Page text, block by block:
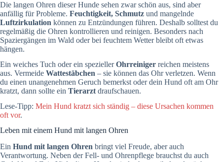
Die langen Ohren dieser Hunde sehen zwar schön aus, sind aber
anfällig für Probleme. Feuchtigkeit, Schmutz und mangelnde
Luftzirkulation können zu Entzündungen führen. Deshalb solltest du
regelmäßig die Ohren kontrollieren und reinigen. Besonders nach
Spaziergängen im Wald oder bei feuchtem Wetter bleibt oft etwas
hängen.
Ein weiches Tuch oder ein speziellerOhrreiniger reichen meistens
aus. Vermeide Wattestäbchen – sie können das Ohr verletzen. Wenn
du einen unangenehmen Geruch bemerkst oder dein Hund oft am Ohr
kratzt, dann sollte ein Tierarzt draufschauen.
Lese-Tipp: Mein Hund kratzt sich ständig – diese Ursachen kommen
oft vor.
Leben mit einem Hund mit langen Ohren
Ein Hund mit langen Ohren bringt viel Freude, aber auch
Verantwortung. Neben der Fell- und Ohrenpflege brauchst du auch